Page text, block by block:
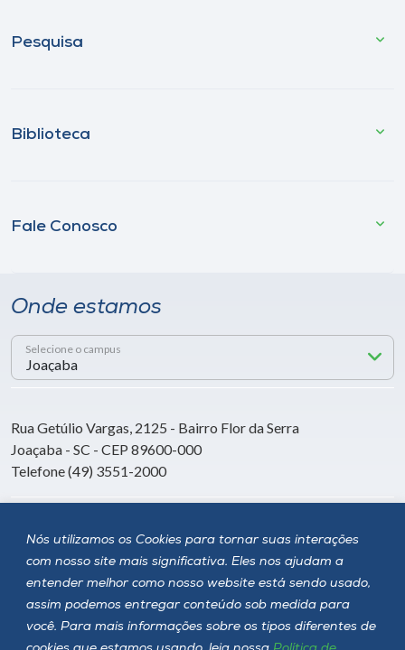
Nós utilizamos os Cookies para tornar suas interações
com nosso site mais significativa. Eles nos ajudam a
entender melhor como nosso website está sendo usado,
assim podemos entregar conteúdo sob medida para
você. Para mais informações sobre os tipos diferentes de
Pesquisa
Biblioteca
Fale Conosco
Onde estamos
Selecione o campus
Rua Getúlio Vargas, 2125 - Bairro Flor da Serra
Joaçaba - SC - CEP 89600-000
Telefone (49) 3551-2000
Siga a Unoesc